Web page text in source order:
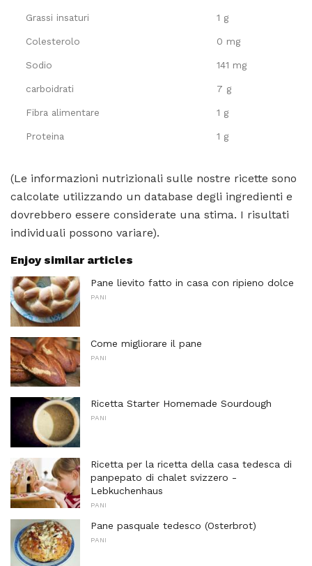
Grassi insaturi 1 g
Colesterolo 0 mg
Sodio 141 mg
carboidrati 7 g
Fibra alimentare 1 g
Proteina 1 g
(Le informazioni nutrizionali sulle nostre ricette sono
calcolate utilizzando un database degli ingredienti e
dovrebbero essere considerate una stima. I risultati
individuali possono variare).
Enjoy similar articles
Pane lievito fatto in casa con ripieno dolce
PANI
Come migliorare il pane
PANI
Ricetta Starter Homemade Sourdough
PANI
Ricetta per la ricetta della casa tedesca di
panpepato di chalet svizzero -
Lebkuchenhaus
PANI
Pane pasquale tedesco (Osterbrot)
PANI